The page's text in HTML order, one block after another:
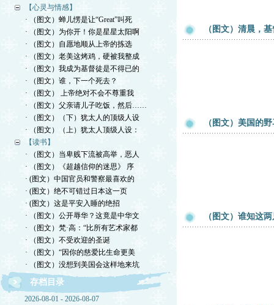
【心灵与情感】
· （图文）蝉儿愣是让“Great”叫死
· （图文）为你开！你是星星太阳啊
· （图文）自愿地顺从上帝的拣选
· （图文）老美这烤鸡，硬被我整成
· （图文）我成为基督徒是不得已的
· （图文）谁，下一个死去？
· （图文） 上帝绝对不会不尊重我
· （图文）父亲请儿子吃饭，然后……
· （图文）（下）犹太人的顶级人设
· （图文）（上）犹太人顶级人设：
【读书】
· （图文）当卑贱下流被高举，恶人
· （图文）《超越信仰的迷思》 序
· (图文）中国官员和警察最喜欢的
· (图文）绝不可错过日本这一页
· (图文）这是平安入睡的绝招
· （图文）公开辱华？这竟是中华文
· （图文）梵·高：“比所有艺术家都
· （图文）不受欢迎的圣诞
· （图文）“因你的慈爱比生命更美
· （图文）没想到美国会这样地来坑
存档目录
2026-08-01 - 2026-08-07
（图文）清晨，
（图文）美国的
（图文）谁知这